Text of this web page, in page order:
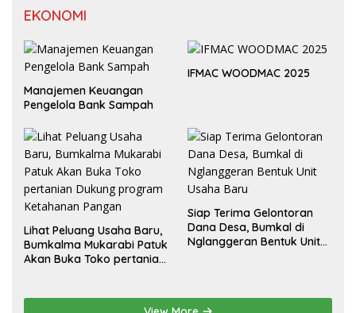
EKONOMI
Manajemen Keuangan
Pengelola Bank Sampah
IFMAC WOODMAC 2025
Lihat Peluang Usaha Baru,
Bumkalma Mukarabi Patuk
Akan Buka Toko pertanian
Siap Terima Gelontoran
Dana Desa, Bumkal di
Nglanggeran Bentuk Unit